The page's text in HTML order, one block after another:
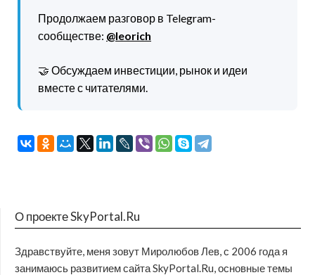
Продолжаем разговор в Telegram-
сообществе: @leorich
🤝 Обсуждаем инвестиции, рынок и идеи
вместе с читателями.
О проекте SkyPortal.Ru
Здравствуйте, меня зовут Миролюбов Лев, с 2006 года я
занимаюсь развитием сайта SkyPortal.Ru, основные темы